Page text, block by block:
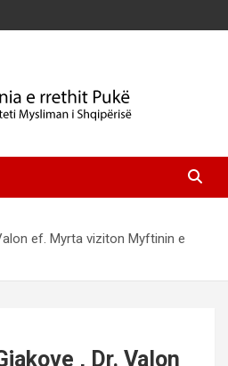
| Faqja Zyrtare
ef. Myrta viziton Myftinin e
, Dr. Valon